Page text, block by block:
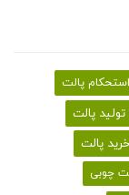
استحکام پالت
تولید پالت
خرید پالت
چوبی